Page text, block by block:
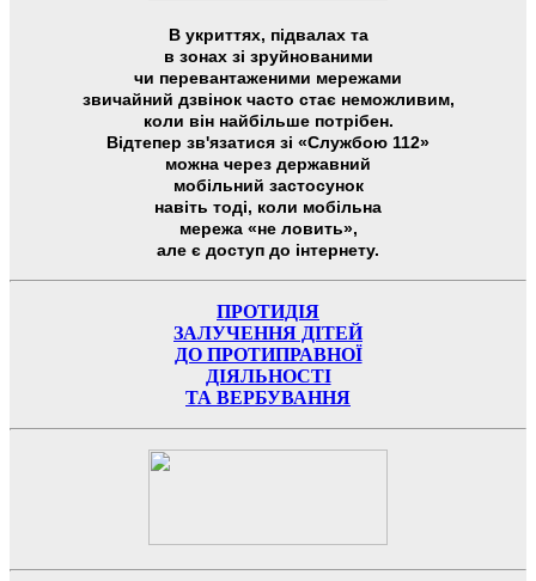
В укриттях, підвалах та
в зонах зі зруйнованими
чи перевантаженими мережами
звичайний дзвінок часто стає неможливим,
коли він найбільше потрібен.
Відтепер зв'язатися зі «Службою 112»
можна через державний
мобільний застосунок
навіть тоді, коли мобільна
мережа «не ловить»,
але є доступ до інтернету.
ПРОТИДІЯ
ЗАЛУЧЕННЯ ДІТЕЙ
ДО ПРОТИПРАВНОЇ
ДІЯЛЬНОСТІ
ТА ВЕРБУВАННЯ